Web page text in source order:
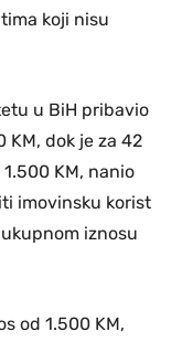
koji nisu
u BiH pribavio
dok je za 42
KM, nanio
imovinsku korist
iznosu
od 1.500 KM,